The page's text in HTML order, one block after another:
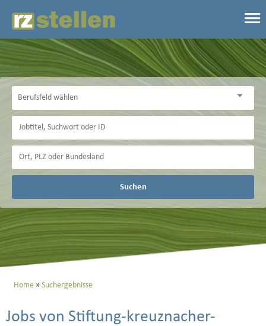
Suchen
Home Suchergebnisse
Jobs von Stiftung-kreuznacher-